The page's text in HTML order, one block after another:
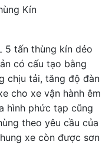
5 tấn thùng kín dẻo
có cấu tạo bằng
chịu tải, tăng độ đàn
cho xe vận hành êm
hình phức tạp cũng
theo yêu cầu của
xe còn được sơn